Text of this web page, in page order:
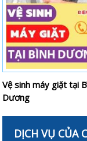
Vệ sinh máy giặt tại
Dương
DỊCH VỤ CỦA